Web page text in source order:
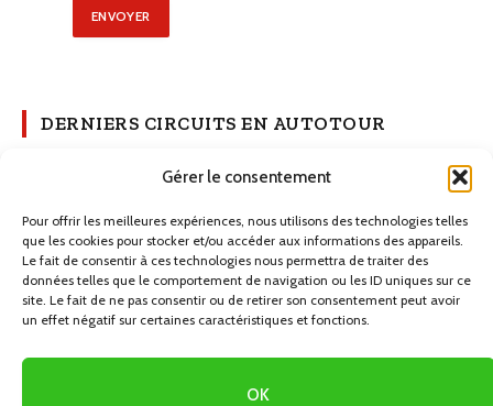
Gérer le consentement
Pour offrir les meilleures expériences, nous utilisons des technologies telles
que les cookies pour stocker et/ou accéder aux informations des appareils.
Le fait de consentir à ces technologies nous permettra de traiter des
données telles que le comportement de navigation ou les ID uniques sur ce
site. Le fait de ne pas consentir ou de retirer son consentement peut avoir
un effet négatif sur certaines caractéristiques et fonctions.
OK
DERNIERS CIRCUITS EN AUTOTOUR
Créer son itinéraire de rêve en voyage
26/06/2026
Découvrez Windhoek : Votre Guide
Ultime pour un Road Trip en Namibie